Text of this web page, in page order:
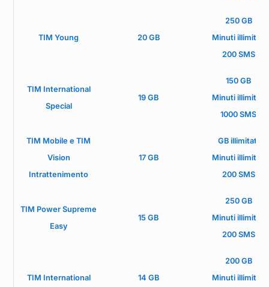
TIM Young 20 GB
250 GB
Minuti illimitati
200 SMS
TIM International
Special
19 GB
150 GB
Minuti illimitati
1000 SMS
TIM Mobile e TIM
Vision
Intrattenimento
17 GB
GB illimitati
Minuti illimitati
200 SMS
TIM Power Supreme
Easy
15 GB
250 GB
Minuti illimitati
200 SMS
TIM International 14 GB
200 GB
Minuti illimitati